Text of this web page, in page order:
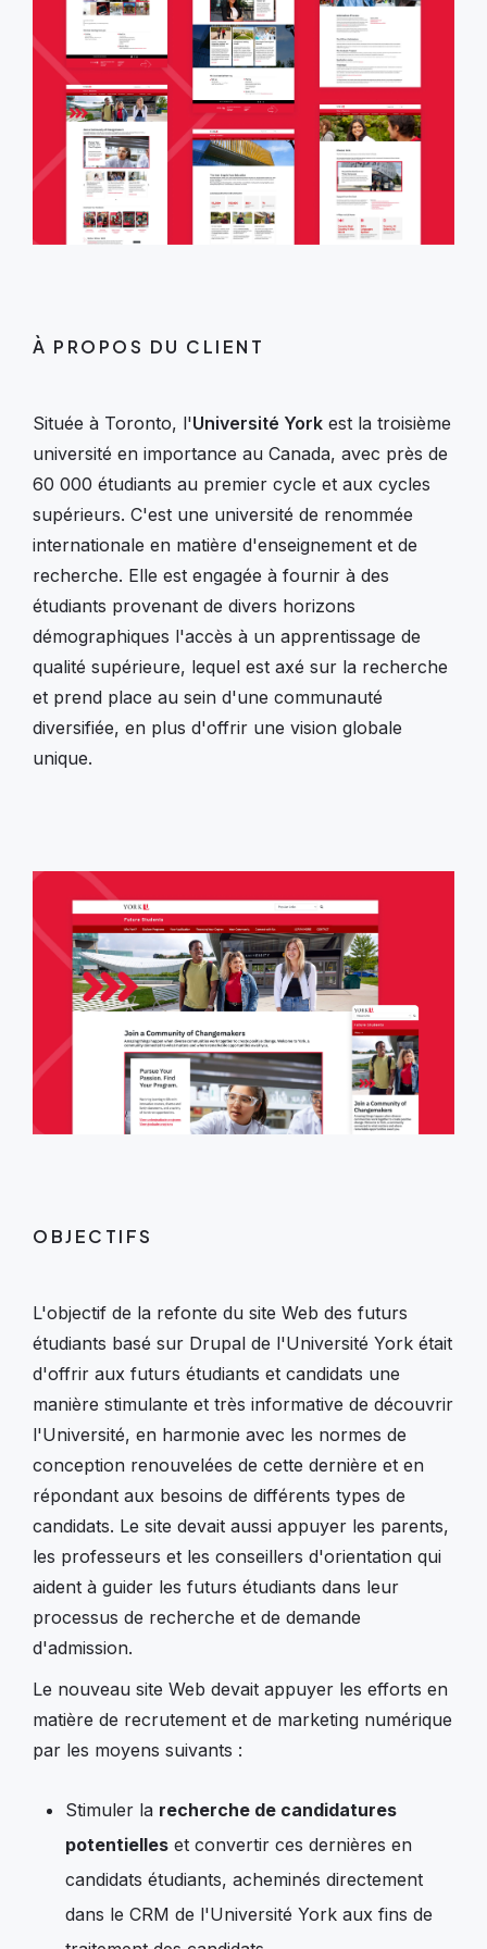
À PROPOS DU CLIENT
Située à Toronto, l'Université York est la troisième
université en importance au Canada, avec près de
60 000 étudiants au premier cycle et aux cycles
supérieurs. C'est une université de renommée
internationale en matière d'enseignement et de
recherche. Elle est engagée à fournir à des
étudiants provenant de divers horizons
démographiques l'accès à un apprentissage de
qualité supérieure, lequel est axé sur la recherche
et prend place au sein d'une communauté
diversifiée, en plus d'offrir une vision globale
unique.
OBJECTIFS
L'objectif de la refonte du site Web des futurs
étudiants basé sur Drupal de l'Université York était
d'offrir aux futurs étudiants et candidats une
manière stimulante et très informative de découvrir
l'Université, en harmonie avec les normes de
conception renouvelées de cette dernière et en
répondant aux besoins de différents types de
candidats. Le site devait aussi appuyer les parents,
les professeurs et les conseillers d'orientation qui
aident à guider les futurs étudiants dans leur
processus de recherche et de demande
d'admission.
Le nouveau site Web devait appuyer les efforts en
matière de recrutement et de marketing numérique
par les moyens suivants :
Stimuler la recherche de candidatures
potentielles et convertir ces dernières en
candidats étudiants, acheminés directement
dans le CRM de l'Université York aux fins de